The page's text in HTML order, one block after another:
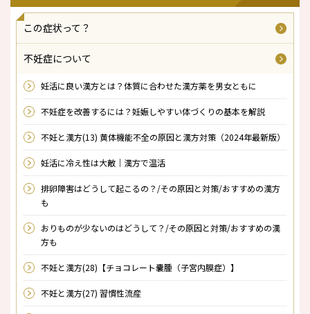
この症状って？
不妊症について
妊活に良い漢方とは？体質に合わせた漢方薬を男女ともに
不妊症を改善するには？妊娠しやすい体づくりの基本を解説
不妊と漢方(13) 黄体機能不全の原因と漢方対策（2024年最新版）
妊活に冷え性は大敵｜漢方で温活
排卵障害はどうして起こるの？/その原因と対策/おすすめの漢方
も
おりものが少ないのはどうして？/その原因と対策/おすすめの漢
方も
不妊と漢方(28)【チョコレート嚢腫（子宮内膜症）】
不妊と漢方(27) 習慣性流産